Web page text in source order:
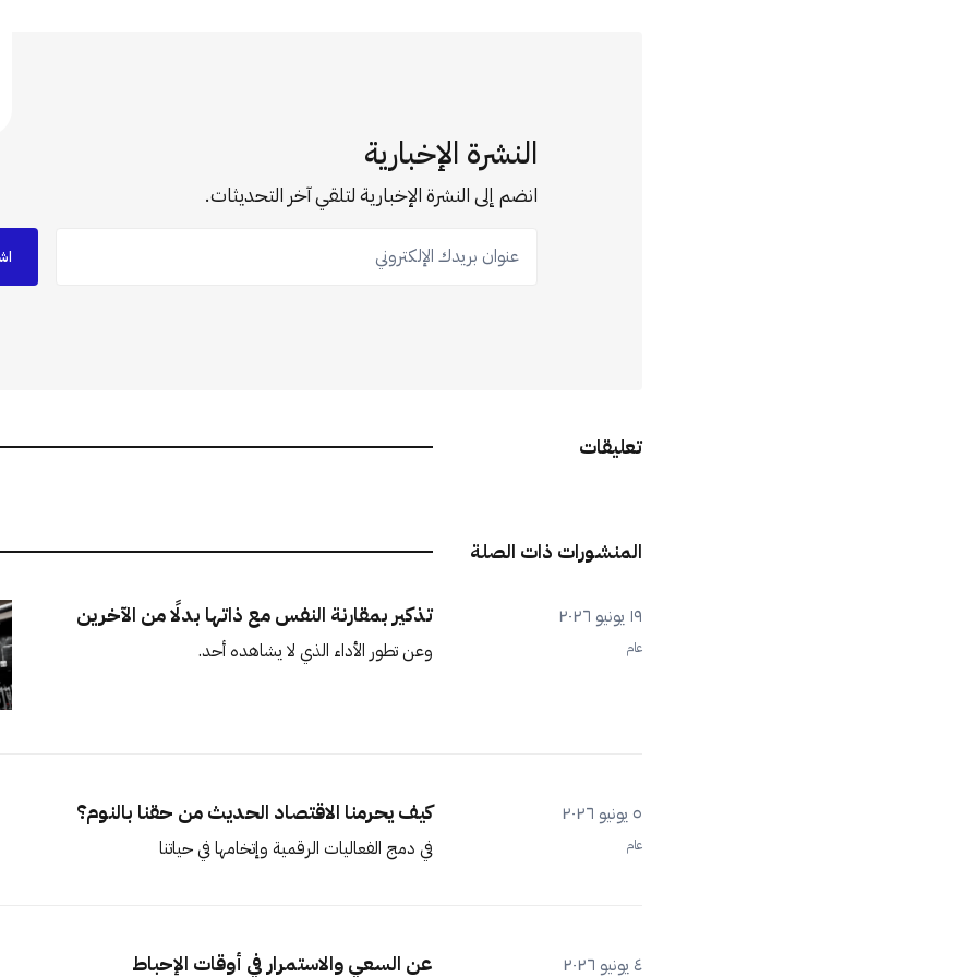
النشرة الإخبارية
انضم إلى النشرة الإخبارية لتلقي آخر التحديثات.
عنوان بريدك الإلكتروني
تعليقات
المنشورات ذات الصلة
١٩ يونيو ٢٠٢٦
عام
تذكير بمقارنة النفس مع ذاتها بدلًا من الآخرين
وعن تطور الأداء الذي لا يشاهده أحد.
٥ يونيو ٢٠٢٦
عام
كيف يحرمنا الاقتصاد الحديث من حقنا بالنوم؟
في دمج الفعاليات الرقمية وإتخامها في حياتنا
٤ يونيو ٢٠٢٦ عن السعي والاستمرار في أوقات الإحباط